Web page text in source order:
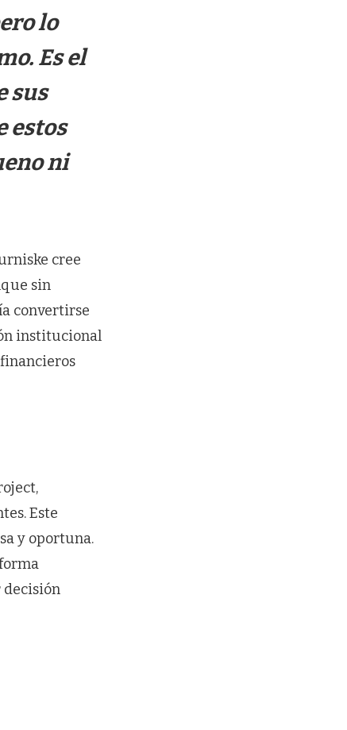
lo
Es el
sus
estos
ni
cree
sin
convertirse
institucional
Este
y oportuna.
decisión